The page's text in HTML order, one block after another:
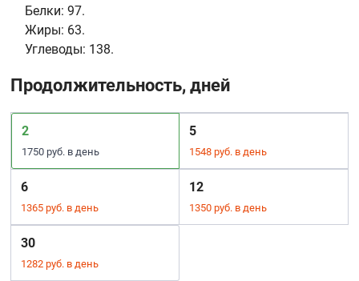
Белки: 97.
Жиры: 63.
Углеводы: 138.
Продолжительность, дней
2
1750 руб. в день
5
1548 руб. в день
6
1365 руб. в день
12
1350 руб. в день
30
1282 руб. в день